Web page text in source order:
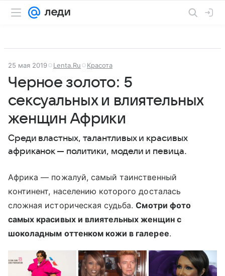
25 мая 2019 Lenta.Ru Красота
Черное золото: 5
сексуальных и влиятельных
женщин Африки
Среди властных, талантливых и красивых
африканок — политики, модели и певица.
Африка — пожалуй, самый таинственный
континент, населению которого досталась
сложная историческая судьба.Смотри фото
самых красивых и влиятельных женщин с
шоколадным оттенком кожи в галерее.